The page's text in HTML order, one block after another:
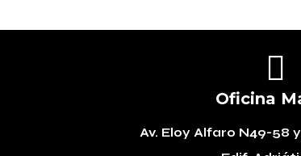

Oficina
Av. Eloy Alfaro N49-58